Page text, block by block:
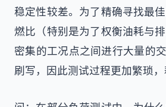
稳定性较差。为了精确寻找最
燃比（特别是为了权衡油耗与
密集的工况点之间进行大量的
刷写，因此测试过程更加繁琐，